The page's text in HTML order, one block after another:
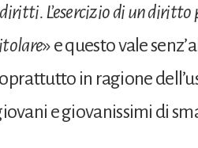
L’esercizio di un
» e questo vale
in ragione
e giovanissimi di